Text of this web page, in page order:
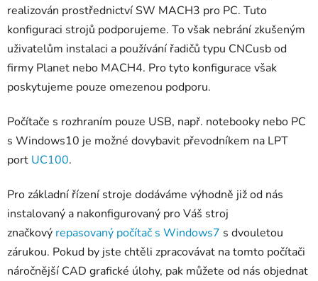
realizován prostřednictví SW MACH3 pro PC. Tuto
konfiguraci strojů podporujeme. To však nebrání zkušeným
uživatelům instalaci a používání řadičů typu CNCusb od
firmy Planet nebo MACH4. Pro tyto konfigurace však
poskytujeme pouze omezenou podporu.
Počítače s rozhraním pouze USB, např. notebooky nebo PC
s Windows10 je možné dovybavit převodníkem na LPT
port UC100.
Pro základní řízení stroje dodáváme výhodně již od nás
instalovaný a nakonfigurovaný pro Váš stroj
značkový repasovaný počítač s Windows7 s dvouletou
zárukou. Pokud by jste chtěli zpracovávat na tomto počítači
náročnější CAD grafické úlohy, pak můžete od nás objednat